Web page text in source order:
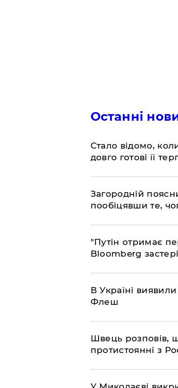
Останні
Стало відомо,
довго готові її
Загородній
пообіцявши те,
"Путін отримає
Bloomberg
В Україні
Флеш
Швець розповів,
протистоянні з